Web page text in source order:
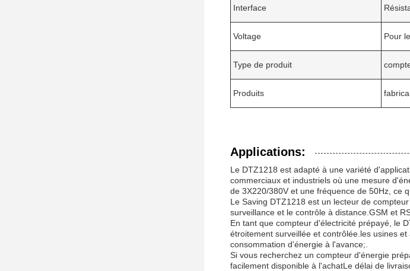
Interface
Voltage Pour
Type de produit
Produits
Applications:
Le DTZ1218 est adapté à une variété
commerciaux et industriels où une mesure
de 3X220/380V et une fréquence de 50Hz, ce
Le Saving DTZ1218 est un lecteur de
surveillance et le contrôle à distance.GSM et
En tant que compteur d'électricité prépayé, le
étroitement surveillée et contrôlée.les usines
consommation d'énergie à l'avance;.
Si vous recherchez un compteur d'énergie
facilement disponible à l'achatLe délai de